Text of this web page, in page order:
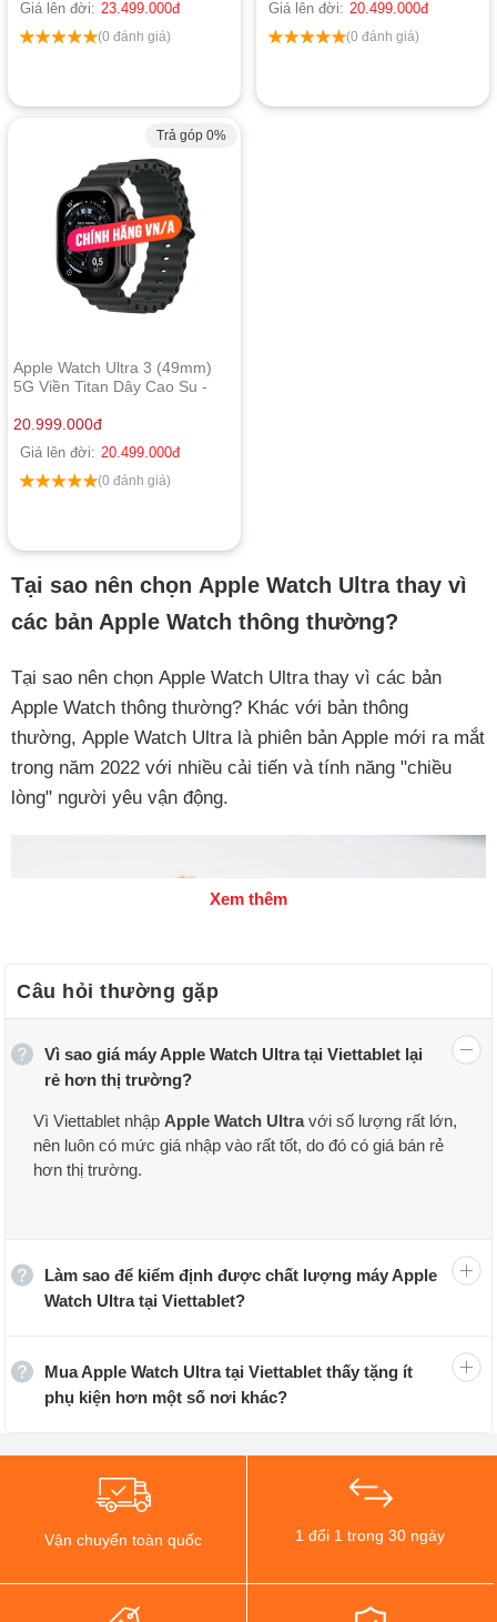
Giá lên đời: 23.499.000đ
(0 đánh giá)
Giá lên đời: 20.499.000đ
(0 đánh giá)
Trả góp 0%
Apple Watch Ultra 3 (49mm)
5G Viền Titan Dây Cao Su -
20.999.000đ
Giá lên đời: 20.499.000đ
(0 đánh giá)
Tại sao nên chọn Apple Watch Ultra thay vì
các bản Apple Watch thông thường?
Tại sao nên chọn Apple Watch Ultra thay vì các bản
Apple Watch thông thường? Khác với bản thông
thường, Apple Watch Ultra là phiên bản Apple mới ra mắt
trong năm 2022 với nhiều cải tiến và tính năng "chiều
lòng" người yêu vận động.
Tại sao nên chọn Apple Watch Ultra?
hơn. Bên cạnh đó, so với những phiên bản Apple Watch
thông thường, Apple Watch Ultra sở hữu một thiết kế
Phá vỡ khuôn khổ mềm mại, tinh tế, Apple Watch Ultra
máy được vát thẳng và làm cong 4 cạnh. Nút vặn điều
chỉnh được đặt ở cạnh phải trông giống hệt một chiếc
bánh răng thu nhỏ. Bên cạnh đó, Apple Watch Ultra cũng
có nhiều phiên bản màu trẻ trung, thời thượng cho người
Xem thêm
Câu hỏi thường gặp
Vì sao giá máy Apple Watch Ultra tại Viettablet lại
rẻ hơn thị trường?
Vì Viettablet nhập Apple Watch Ultravới số lượng rất lớn,
nên luôn có mức giá nhập vào rất tốt, do đó có giá bán rẻ
hơn thị trường.
Làm sao để kiểm định được chất lượng máy Apple
Watch Ultra tại Viettablet?
Mua Apple Watch Ultra tại Viettablet thấy tặng ít
phụ kiện hơn một số nơi khác?
Vận chuyển toàn quốc 1 đổi 1 trong 30 ngày